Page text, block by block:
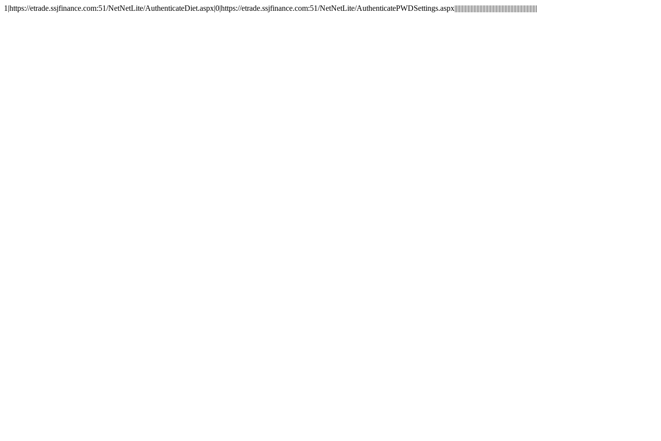
1|https://etrade.ssjfinance.com:51/NetNetLite/AuthenticateDiet.aspx|0|https://etrade.ssjfinance.com:51/NetNetLite/AuthenticatePWDSettings.aspx||||||||||||||||||||||||||||||||||||||||||||||||||||||||